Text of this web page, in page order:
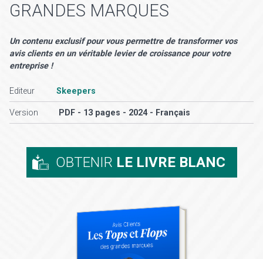
GRANDES MARQUES
Un contenu exclusif pour vous permettre de transformer vos
avis clients en un véritable levier de croissance pour votre
entreprise !
Editeur Skeepers
Version PDF - 13 pages - 2024 - Français
OBTENIR LE LIVRE BLANC